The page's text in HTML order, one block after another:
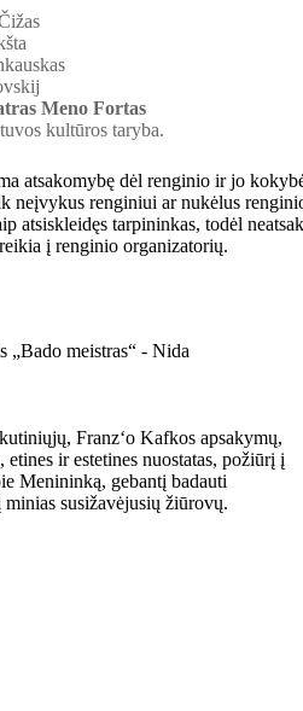
Meno Fortas
kultūros taryba.
atsakomybę dėl renginio ir jo
neįvykus renginiui ar nukėlus
atsiskleidęs tarpininkas, todėl
į renginio organizatorių.
„Bado meistras“ - Nida
Franz‘o Kafkos apsakymų,
ir estetines nuostatas, požiūrį į
Menininką, gebantį badauti
susižavėjusių žiūrovų.